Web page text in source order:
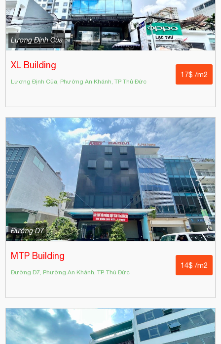
Lương Định Của
XL Building
Lương Định Của, Phường An Khánh, TP Thủ Đức
17$ /m2
Đường D7
MTP Building
Đường D7, Phường An Khánh, TP. Thủ Đức
14$ /m2